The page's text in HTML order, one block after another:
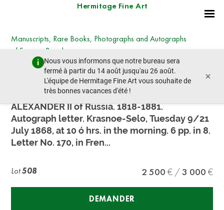
Hermitage Fine Art
Nous vous informons que notre bureau sera
fermé à partir du 14 août jusqu'au 26 août.
L'équipe de Hermitage Fine Art vous souhaite de
très bonnes vacances d'été !
×
Manuscripts, Rare Books, Photographs and Autographs
of Famous People
samedi 30 juin 2018 - 11:00
lot précédent lot suivant
ALEXANDER II of Russia. 1818-1881.
Autograph letter. Krasnoe-Selo, Tuesday 9/21
July 1868, at 10 ó hrs. in the morning. 6 pp. in 8.
Letter No. 170, in Fren...
Lot508 2 500 3 000
DEMANDER